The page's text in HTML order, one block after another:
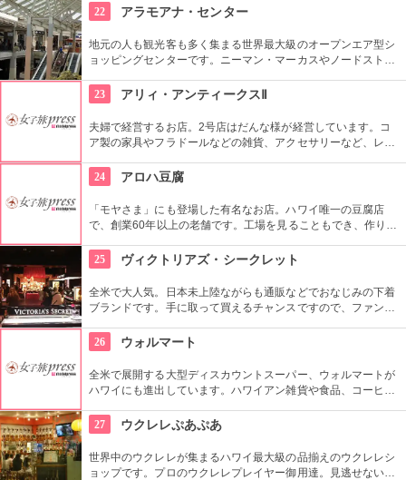
キーですよね。ハワイ限定のアイテムもあるので、ぜひチェッ
クを。
22 アラモアナ・センター
地元の人も観光客も多く集まる世界最大級のオープンエア型シ
ョッピングセンターです。ニーマン・マーカスやノードストロ
ンドもたくさんあるのも、見逃せませんね。
23 アリィ・アンティークスⅡ
夫婦で経営するお店。2号店はだんな様が経営しています。コ
ア製の家具やフラドールなどの雑貨、アクセサリーなど、レト
お、1号店は奥様が経営し、食器類などの女性好みのアイテム
が多数セレクトされています。
24 アロハ豆腐
「モヤさま」にも登場した有名なお店。ハワイ唯一の豆腐店
で、創業60年以上の老舗です。工場を見ることもでき、作りた
品で、パイナップル味やイチゴ味、チョコレート味などもあ
り、一度試してみたいですね。
25 ヴィクトリアズ・シークレット
全米で大人気。日本未上陸ながらも通販などでおなじみの下着
ブランドです。手に取って買えるチャンスですので、ファンの
チェックしてみたいですね。日本の下着のように、お手ごろ価
格で買えそうです。
26 ウォルマート
全米で展開する大型ディスカウントスーパー、ウォルマートが
ハワイにも進出しています。ハワイアン雑貨や食品、コーヒー
なりそうなもの、便利なもの、楽しいものがたくさん買えます
よ。
27 ウクレレぷあぷあ
世界中のウクレレが集まるハワイ最大級の品揃えのウクレレシ
ョップです。プロのウクレレプレイヤー御用達。見逃せないの